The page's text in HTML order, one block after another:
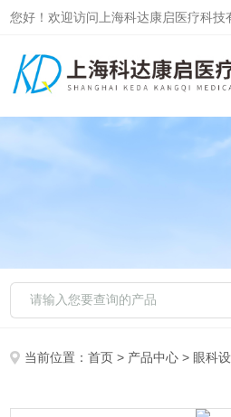
您好！欢迎访问上海科达康启医疗科技
当前位置：首页 > 产品中心 > 眼科